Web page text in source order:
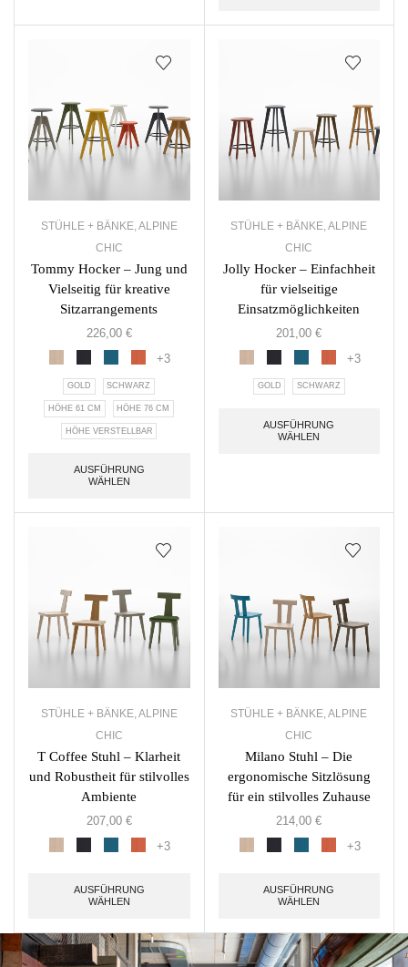
STÜHLE + BÄNKE,ALPINE
CHIC
Tommy Hocker – Jung und
Vielseitig für kreative
Sitzarrangements
226,00 €
+3
GOLD SCHWARZ
HÖHE 61 CM HÖHE 76 CM
HÖHE VERSTELLBAR
AUSFÜHRUNG
WÄHLEN
STÜHLE + BÄNKE,ALPINE
CHIC
Jolly Hocker – Einfachheit
für vielseitige
Einsatzmöglichkeiten
201,00€
+3
GOLD SCHWARZ
AUSFÜHRUNG
WÄHLEN
STÜHLE + BÄNKE,ALPINE
CHIC
T Coffee Stuhl – Klarheit
und Robustheit für stilvolles
Ambiente
207,00 €
+3
AUSFÜHRUNG
WÄHLEN
STÜHLE + BÄNKE,ALPINE
CHIC
Milano Stuhl – Die
ergonomische Sitzlösung
für ein stilvolles Zuhause
214,00€
+3
AUSFÜHRUNG
WÄHLEN